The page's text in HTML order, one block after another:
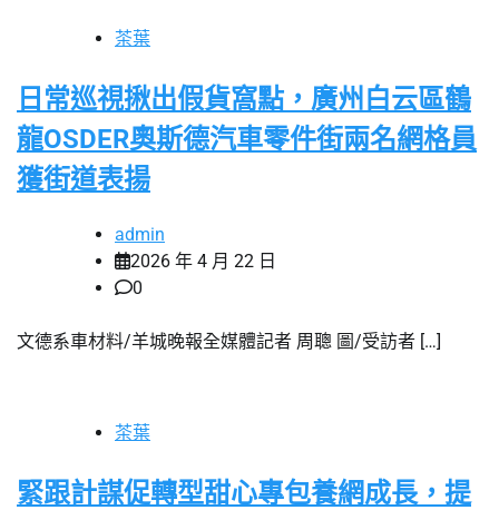
茶葉
日常巡視揪出假貨窩點，廣州白云區鶴
龍OSDER奧斯德汽車零件街兩名網格員
獲街道表揚
admin
2026 年 4 月 22 日
0
文德系車材料/羊城晚報全媒體記者 周聰 圖/受訪者 […]
茶葉
緊跟計謀促轉型甜心專包養網成長，提